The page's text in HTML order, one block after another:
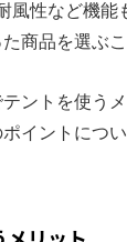
風性など機能
商品を選ぶこ
ントを使う
イントにつ